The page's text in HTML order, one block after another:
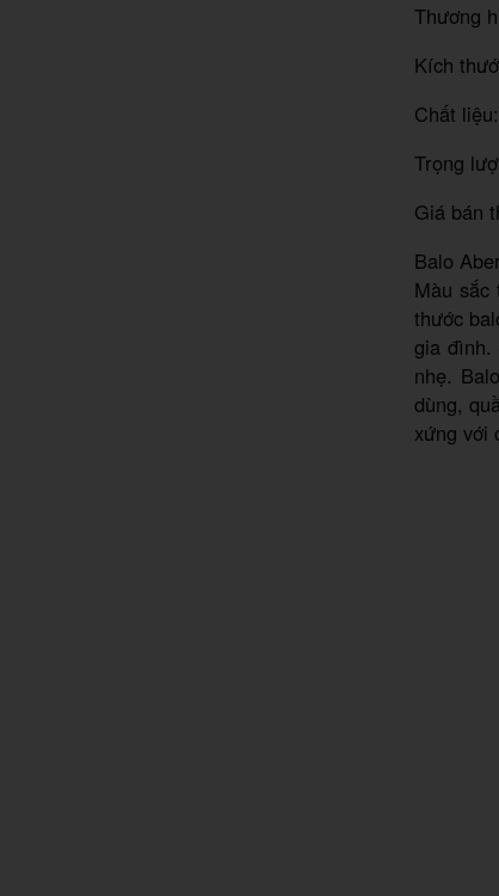
Thương
Kích
Chất
Trọng
Giá bán
Balo
Màu
thước
gia đình.
nhẹ.
dùng,
xứng với